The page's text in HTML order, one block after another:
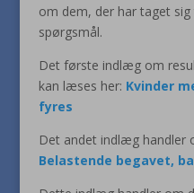
om dem, der har taget
spørgsmål.
Det første indlæg om
kan læses her: Kvinder
fyres
Det andet indlæg handler
Belastende begavet,